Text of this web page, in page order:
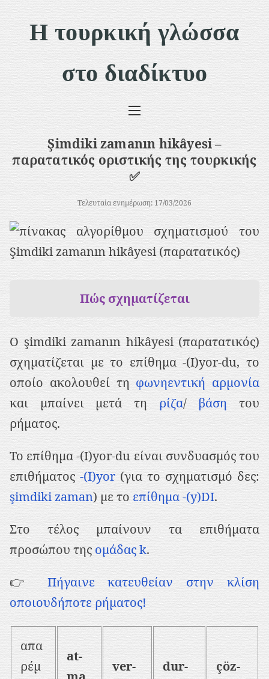
Μ
Η τουρκική γλώσσα
στο διαδίκτυο
Şimdiki zamanın hikâyesi –
παρατατικός οριστικής της τουρκικής
✅
Τελευταία ενημέρωση: 17/03/2026
Πώς σχηματίζεται
Ο şimdiki zamanın hikâyesi (παρατατικός)
σχηματίζεται με το επίθημα -(I)yor-du, το
οποίο ακολουθεί τη φωνηεντική αρμονία
και μπαίνει μετά τη ρίζα/ βάση του
ρήματος.
Το επίθημα -(I)yor-du είναι συνδυασμός του
επιθήματος-(I)yor(για το σχηματισμό δες:
şimdiki zaman) με το επίθημα -(y)DI.
Στο τέλος μπαίνουν τα επιθήματα
προσώπου της ομάδας k.
👉Πήγαινε κατευθείαν στην κλίση
οποιουδήποτε ρήματος!
απα
ρέμ
at-
ver-
dur-
çöz-